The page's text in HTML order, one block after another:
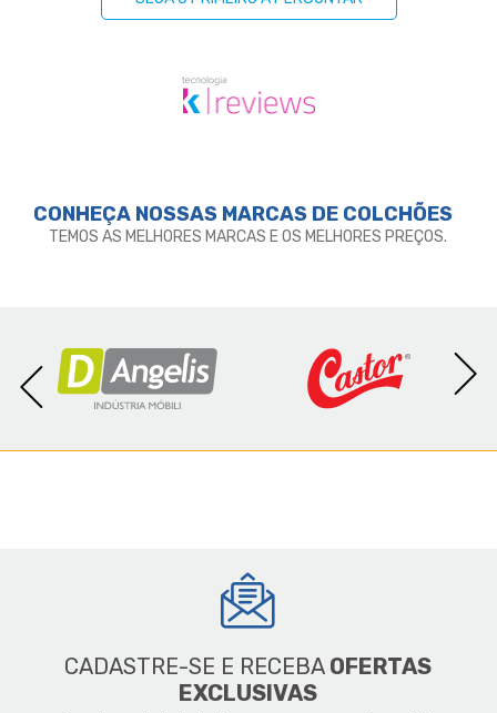
CONHEÇA NOSSAS MARCAS DE COLCHÕES
TEMOS AS MELHORES MARCAS E OS MELHORES PREÇOS.
CADASTRE-SE E RECEBA OFERTAS
EXCLUSIVAS